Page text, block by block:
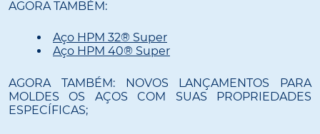
AGORA TAMBÉM:
Aço HPM 32® Super
Aço HPM 40® Super
AGORA TAMBÉM: NOVOS LANÇAMENTOS PARA
MOLDES OS AÇOS COM SUAS PROPRIEDADES
ESPECÍFICAS;